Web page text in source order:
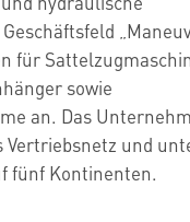
für
sowie
an. Das
Vertriebsnetz und
fünf Kontinenten.